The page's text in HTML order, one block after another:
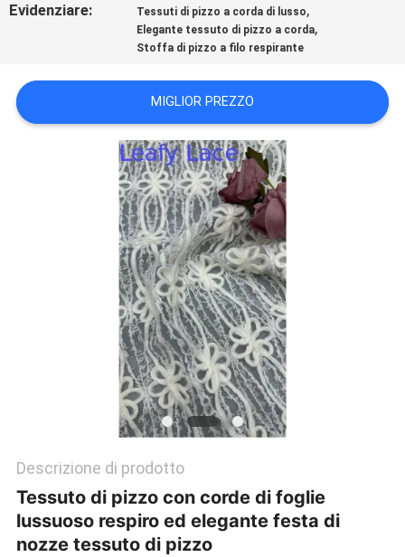
MAPPA
SITO
INFORMATIVA
Evidenziare: Tessuti di pizzo a corda di lusso,
Elegante tessuto di pizzo a corda,
Stoffa di pizzo a filo respirante
MIGLIOR PREZZO
Descrizione di prodotto
Tessuto di pizzo con corde di foglie
lussuoso respiro ed elegante festa di
nozze tessuto di pizzo